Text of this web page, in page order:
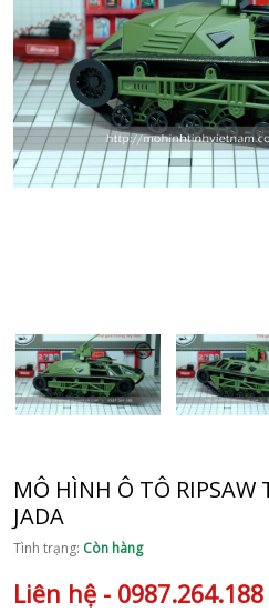
MÔ HÌNH Ô TÔ RIPSAW
JADA
Tình trạng: Còn hàng
Liên hệ -